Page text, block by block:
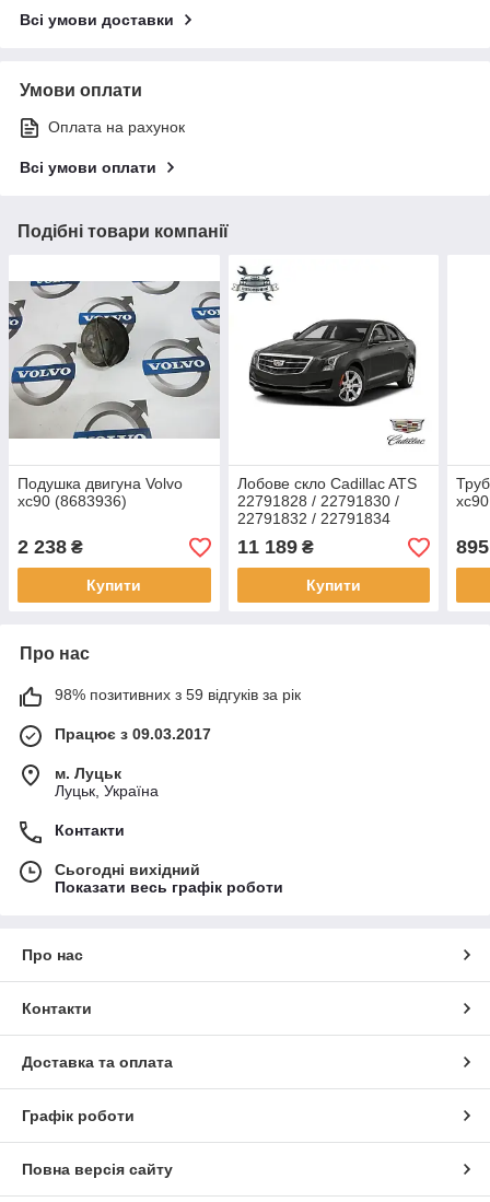
Всі умови доставки
Умови оплати
Оплата на рахунок
Всі умови оплати
Подібні товари компанії
Подушка двигуна Volvo
xc90 (8683936)
2 238 ₴
Купити
Лобове скло Cadillac ATS
22791828 / 22791830 /
22791832 / 22791834
11 189₴
Купити
895
Про нас
98% позитивних з 59 відгуків за рік
Працює з 09.03.2017
м. Луцьк
Луцьк, Україна
Контакти
Сьогодні вихідний
Показати весь графік роботи
Про нас
Контакти
Доставка та оплата
Графік роботи
Повна версія сайту